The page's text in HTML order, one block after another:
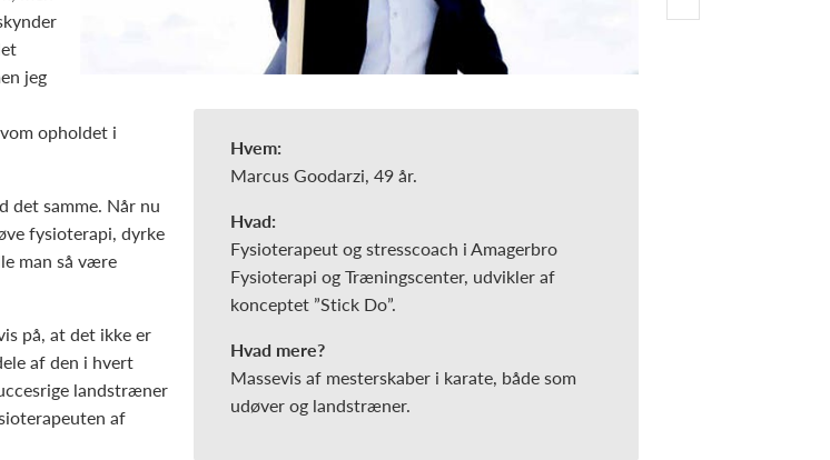
Hvem:
Marcus Goodarzi, 49 år.
Hvad:
Fysioterapeut og stresscoach i Amagerbro
Fysioterapi og Træningscenter, udvikler af
konceptet ”Stick Do”.
Hvad mere?
Massevis af mesterskaber i karate, både som
udøver og landstræner.
jeg
opholdet i
det samme. Når nu
fysioterapi, dyrke
man så være
på, at det ikke er
af den i hvert
landstræner
af